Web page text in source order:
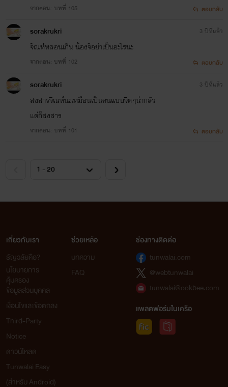
จากตอน: บทที่ 105 ตอบกลับ
sorakrukri
จิณห์หลอนเกิน น้องจิอย่าเป็นอะไรนะ
จากตอน: บทที่ 102
3 ปีที่แล้ว
ตอบกลับ
sorakrukri
สงสารจิณห์นะเหมือนเป็นคนแบบจิตๆน่ากลัว
แต่ก็สงสาร
จากตอน: บทที่ 101
3 ปีที่แล้ว
ตอบกลับ
เกี่ยวกับเรา
ธัญวลัยคือ?
นโยบายการ
คุ้มครอง
ข้อมูลส่วนบุคคล
เงื่อนไขและข้อตกลง
Third-Party
Notice
ดาวน์โหลด
Tunwalai Easy
(สำหรับ Android)
ช่วยเหลือ
บทความ
FAQ
ช่องทางติดต่อ
tunwalai.com
@webtunwalai
tunwalai@ookbee.com
แพลตฟอร์มในเครือ